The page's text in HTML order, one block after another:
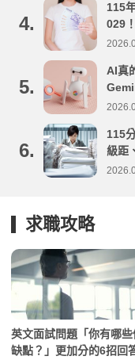
4.
115
029
5.
AI真
6.
115
級距
分析
求職攻略
英文面試問題「你有哪
缺點？」更加分的6招回